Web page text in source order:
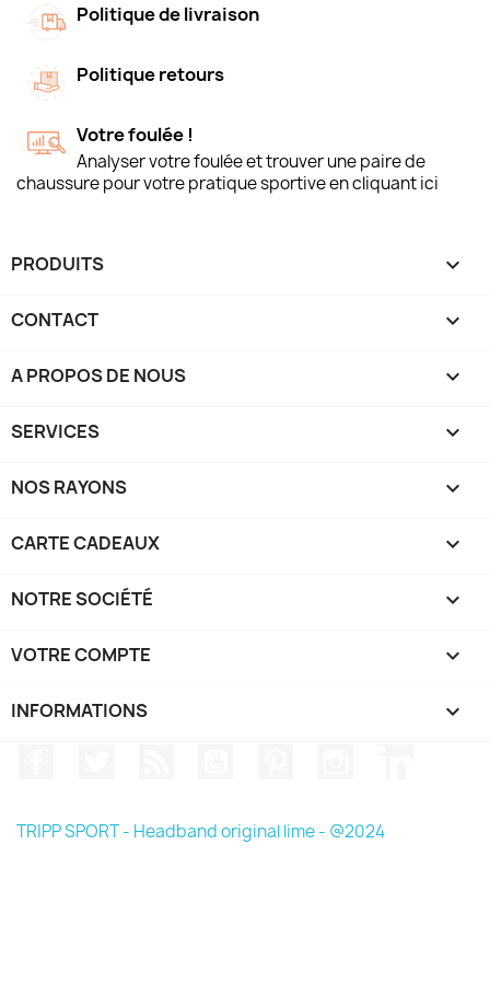
Politique de livraison
Politique retours
Votre foulée !
Analyser votre foulée et trouver une paire de
chaussure pour votre pratique sportive en cliquant ici
PRODUITS 
CONTACT 
A PROPOS DE NOUS 
SERVICES 
NOS RAYONS 
CARTE CADEAUX 
NOTRE SOCIÉTÉ 
VOTRE COMPTE 
INFORMATIONS keyboard_arrow_down
TRIPP SPORT - Headband original lime - @2024